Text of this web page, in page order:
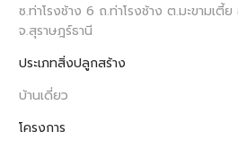
ซ.ท่าโรงช้าง 6 ถ.ท่าโรงช้าง ต.มะขามเตี้
จ.สุราษฎร์ธานี
ประเภทสิ่งปลูกสร้าง
บ้านเดี่ยว
โครงการ